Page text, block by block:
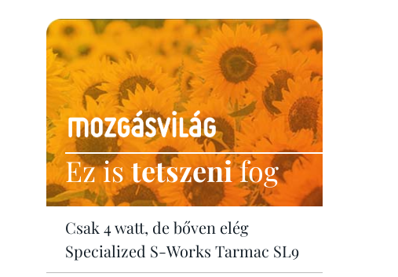
Ez istetszenifog
Csak 4 watt, de bőven elég
Specialized S-Works Tarmac SL9